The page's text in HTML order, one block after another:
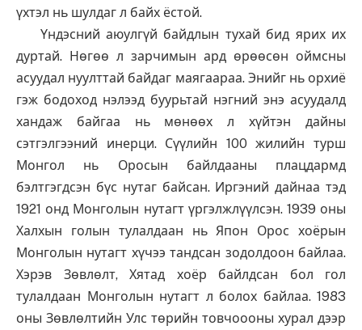
үхтэл нь шулдаг л байх ёстой.
Үндэсний аюулгүй байдлын тухай бид ярих их
дуртай. Нөгөө л зарчимын ард өрөөсөн оймсны
асуудал нуулттай байдаг маягаараа. Энийг нь орхиё
гэж бодоход нэлээд буурьтай нэгний энэ асуудалд
хандаж байгаа нь мөнөөх л хүйтэн дайны
сэтгэлгээний инерци. Сүүлийн 100 жилийн турш
Монгол нь Оросын байлдааны плацдармд
бэлтгэгдсэн бүс нутаг байсан. Иргэний дайнаа тэд
1921 онд Монголын нутагт үргэлжлүүлсэн. 1939 оны
Халхын голын тулалдаан нь Япон Орос хоёрын
Монголын нутагт хүчээ тандсан зодолдоон байлаа.
Хэрэв Зөвлөлт, Хятад хоёр байлдсан бол гол
тулалдаан Монголын нутагт л болох байлаа. 1983
оны Зөвлөлтийн Улс төрийн товчоооны хурал дээр